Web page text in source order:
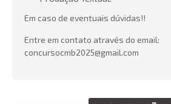
Em caso de eventuais dúvidas!!
Entre em contato através do email:
concursocmb2025@gmail.com